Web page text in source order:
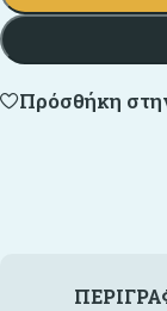
Πρόσθήκη